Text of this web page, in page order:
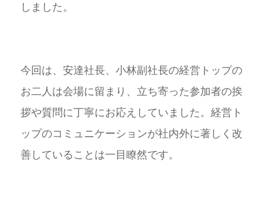
しました。
今回は、安達社長、小林副社長の経営トップの
お二人は会場に留まり、立ち寄った参加者の挨
拶や質問に丁寧にお応えしていました。経営ト
ップのコミュニケーションが社内外に著しく改
善していることは一目瞭然です。